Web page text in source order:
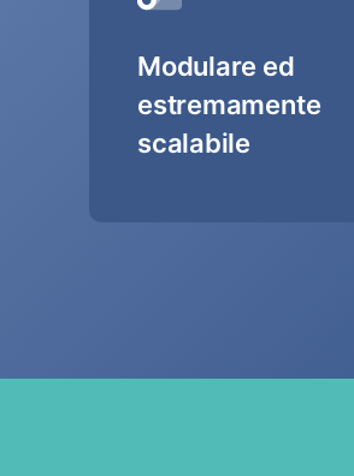
Modulare ed
estremamente
scalabile